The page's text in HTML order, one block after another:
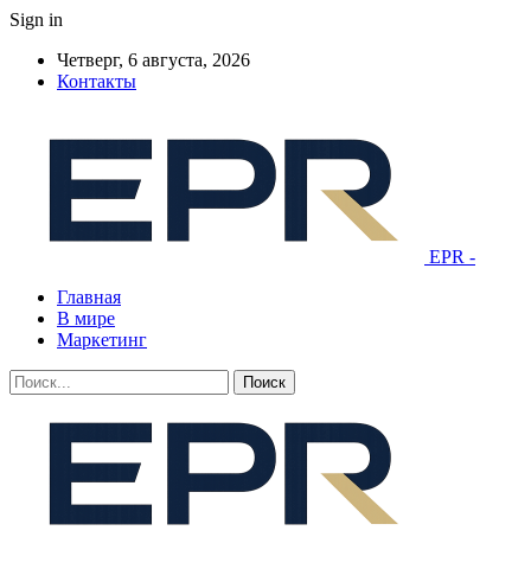
Sign in
Четверг, 6 августа, 2026
Контакты
EPR -
Главная
В мире
Маркетинг